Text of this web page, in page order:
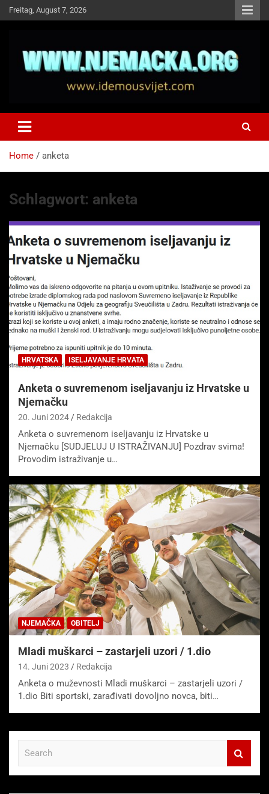
Skip
to
Freitag, August 7, 2026
Idemo u Svijet-Njemacka!
Home anketa
Schlagwort: anketa
HRVATSKA ISELJAVANJE HRVATA
Anketa o suvremenom iseljavanju iz Hrvatske u
Njemačku
20. Juni 2024 Redakcija
Anketa o suvremenom iseljavanju iz Hrvatske u
Njemačku [SUDJELUJ U ISTRAŽIVANJU] Pozdrav svima!
Provodim istraživanje u…
NJEMAČKA OBITELJ
Mladi muškarci – zastarjeli uzori / 1.dio
14. Juni 2023 Redakcija
Anketa o muževnosti Mladi muškarci – zastarjeli uzori /
1.dio Biti sportski, zarađivati ​​dovoljno novca, biti…